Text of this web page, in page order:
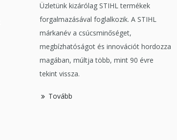
Üzletünk kizárólag STIHL termékek
forgalmazásával foglalkozik. A STIHL
márkanév a csúcsminőséget,
megbízhatóságot és innovációt hordozza
magában, múltja több, mint 90 évre
tekint vissza.
Tovább